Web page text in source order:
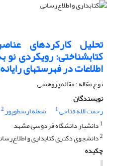
تحلیل کارکردهای
کتابشناختی: رویکردی نو
اطلاعات در فهرستهای
نوع مقاله : مقاله پژوهشی
نویسندگان
رحمت الله فتاحی1 شعله ارسطوپور2
1 دانشیار دانشگاه فردوسی مشهد
2دانشجوی دکتری کتابداری و
چکیده